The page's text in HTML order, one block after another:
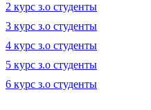
2 курс з.о студенты
3 курс з.о студенты
4 курс з.о студенты
5 курс з.о студенты
6 курс з.о студенты